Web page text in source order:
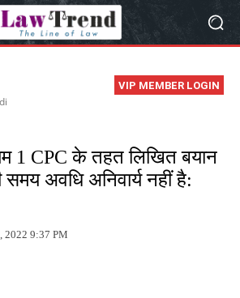
VIP MEMBER LOGIN
1 CPC के तहत लिखित बयान
अवधि अनिवार्य नहीं है:
2022 9:37 PM